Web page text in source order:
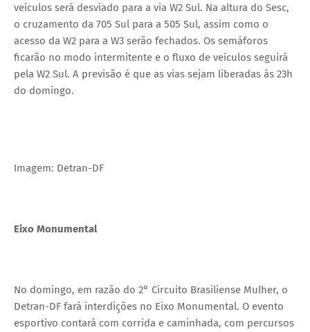
veículos será desviado para a via W2 Sul. Na altura do Sesc,
o cruzamento da 705 Sul para a 505 Sul, assim como o
acesso da W2 para a W3 serão fechados. Os semáforos
ficarão no modo intermitente e o fluxo de veículos seguirá
pela W2 Sul. A previsão é que as vias sejam liberadas às 23h
do domingo.
Imagem: Detran-DF
Eixo Monumental
No domingo, em razão do 2° Circuito Brasiliense Mulher, o
Detran-DF fará interdições no Eixo Monumental. O evento
esportivo contará com corrida e caminhada, com percursos